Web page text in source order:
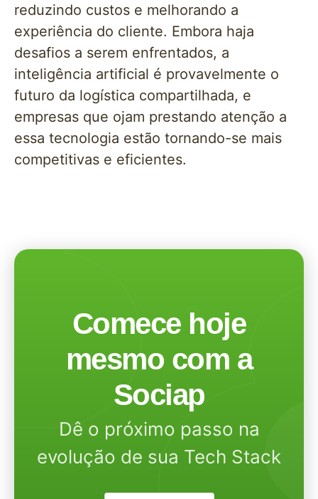
reduzindo custos e melhorando a
experiência do cliente. Embora haja
desafios a serem enfrentados, a
inteligência artificial é provavelmente o
futuro da logística compartilhada, e
empresas que ojam prestando atenção a
essa tecnologia estão tornando-se mais
competitivas e eficientes.
Comece hoje
mesmo com a
Sociap
Dê o próximo passo na
evolução de sua Tech Stack